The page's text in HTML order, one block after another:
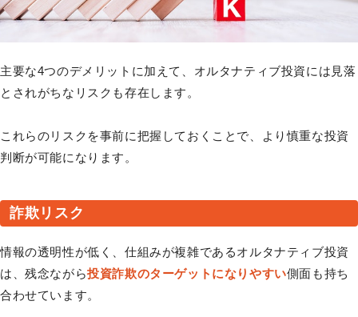
主要な4つのデメリットに加えて、オルタナティブ投資には見落
とされがちなリスクも存在します。
これらのリスクを事前に把握しておくことで、より慎重な投資
判断が可能になります。
詐欺リスク
情報の透明性が低く、仕組みが複雑であるオルタナティブ投資
は、残念ながら投資詐欺のターゲットになりやすい側面も持ち
合わせています。